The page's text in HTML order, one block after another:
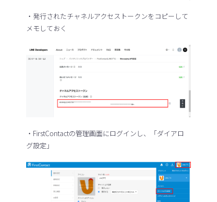
・発行されたチャネルアクセストークンをコピーして
メモしておく
・FirstContactの管理画面にログインし、「ダイアロ
グ設定」